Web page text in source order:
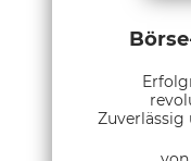
Zuverlässig